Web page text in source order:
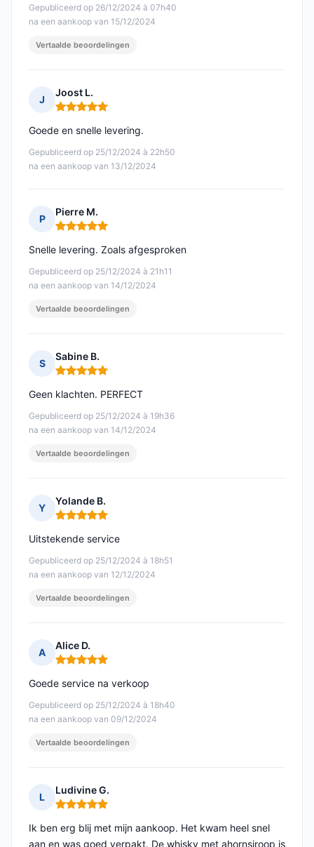
Gepubliceerd op 26/12/2024 à 07h40
na een aankoop van 15/12/2024
Vertaalde beoordelingen
J
Joost L.
Opmerking: 5 van 5
Gepubliceerd op 25/12/2024 à 22h50
na een aankoop van 13/12/2024
Goede en snelle levering.
P
Pierre M.
Opmerking: 5 van 5
Gepubliceerd op 25/12/2024 à 21h11
na een aankoop van 14/12/2024
Snelle levering. Zoals afgesproken
Vertaalde beoordelingen
S
Sabine B.
Opmerking: 5 van 5
Gepubliceerd op 25/12/2024 à 19h36
na een aankoop van 14/12/2024
Geen klachten. PERFECT
Vertaalde beoordelingen
Y
Yolande B.
Opmerking: 5 van 5
Gepubliceerd op 25/12/2024 à 18h51
na een aankoop van 12/12/2024
Uitstekende service
Vertaalde beoordelingen
A
Alice D.
Opmerking: 5 van 5
Gepubliceerd op 25/12/2024 à 18h40
na een aankoop van 09/12/2024
Goede service na verkoop
Vertaalde beoordelingen
L
Ludivine G.
Opmerking: 5 van 5
Ik ben erg blij met mijn aankoop. Het kwam heel snel
aan en was goed verpakt. De whisky met ahornsiroop is